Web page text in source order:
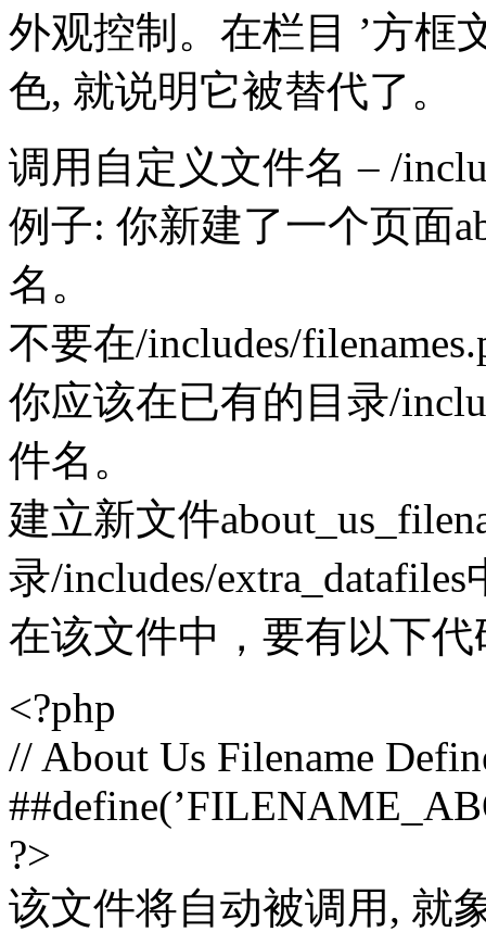
外观控制。在栏目 ’方框
色, 就说明它被替代了。
调用自定义文件名 – /
例子: 你新建了一个页面
名。
不要在/includes/
你应该在已有的目录/
件名。
建立新文件
录/includes/
在该文件中，要有以下代
<?php
// About Us Filename
?>
该文件将自动被调用, 就